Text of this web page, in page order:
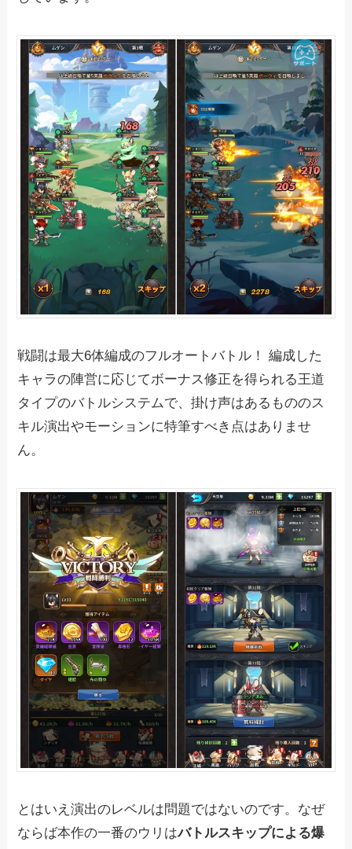
戦闘は最大6体編成のフルオートバトル！ 編成した
キャラの陣営に応じてボーナス修正を得られる王道
タイプのバトルシステムで、掛け声はあるもののス
キル演出やモーションに特筆すべき点はありませ
ん。
とはいえ演出のレベルは問題ではないのです。なぜ
ならば本作の一番のウリはバトルスキップによる爆